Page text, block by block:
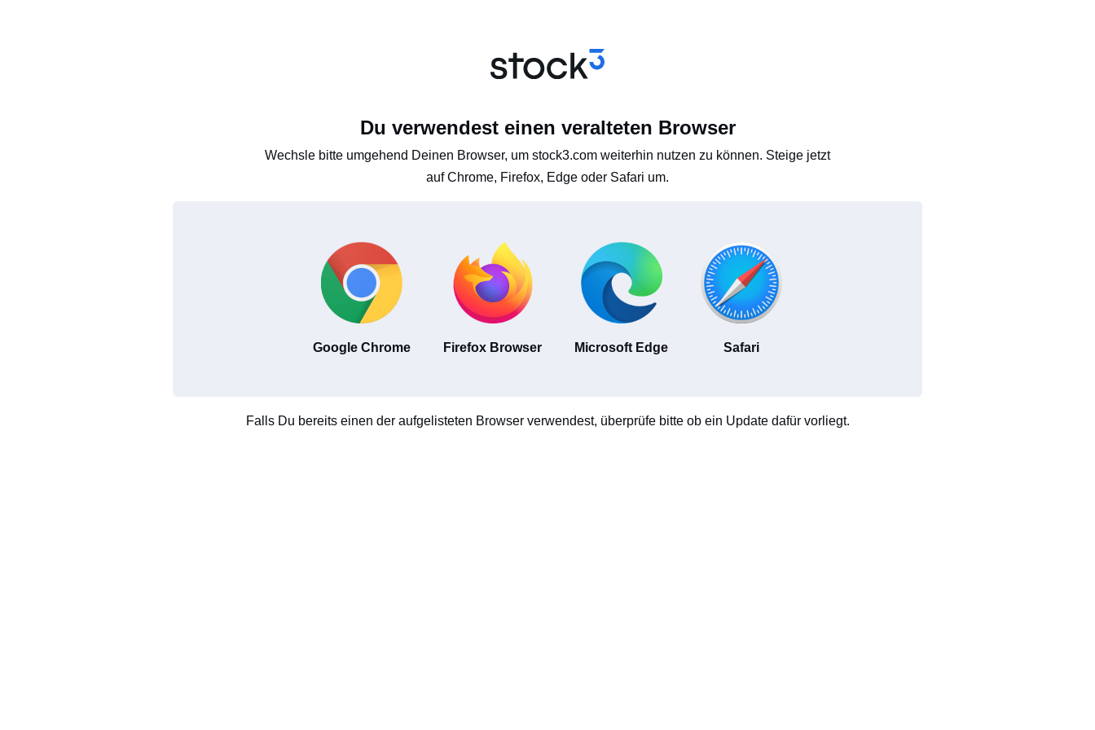
Du verwendest einen veralteten Browser
Wechsle bitte umgehend Deinen Browser, um stock3.com weiterhin nutzen zu können. Steige jetzt
auf Chrome, Firefox, Edge oder Safari um.
Google Chrome Firefox Browser Microsoft Edge Safari
Falls Du bereits einen der aufgelisteten Browser verwendest, überprüfe bitte ob ein Update dafür vorliegt.